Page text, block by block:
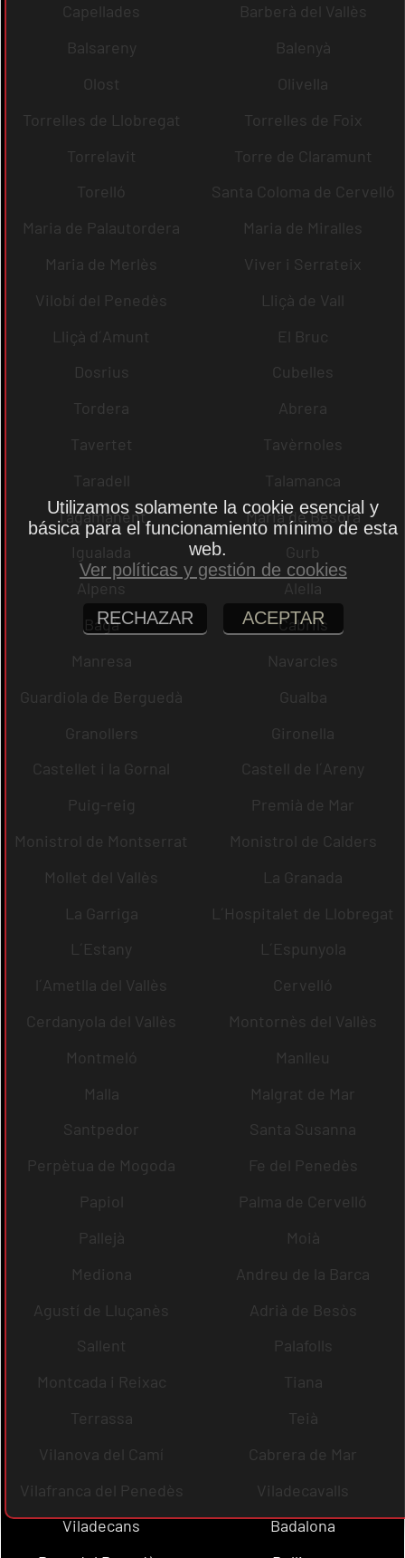
Capellades
Barberà del Vallès
Balsareny
Balenyà
Olost
Olivella
Torrelles de Llobregat
Torrelles de Foix
Torrelavit
Torre de Claramunt
Torelló
Santa Coloma de Cervelló
Maria de Palautordera
Maria de Miralles
Maria de Merlès
Viver i Serrateix
Vilobí del Penedès
Lliçà de Vall
Lliçà d´Amunt
El Bruc
Dosrius
Cubelles
Tordera
Abrera
Tavertet
Tavèrnoles
Taradell
Talamanca
Tagamanent
Maria de Besora
Igualada
Gurb
Alpens
Alella
Bagà
Cabrils
Manresa
Navarcles
Guardiola de Berguedà
Gualba
Granollers
Gironella
Castellet i la Gornal
Castell de l´Areny
Puig-reig
Premià de Mar
Monistrol de Montserrat
Monistrol de Calders
Mollet del Vallès
La Granada
La Garriga
L´Hospitalet de Llobregat
L´Estany
L´Espunyola
l´Ametlla del Vallès
Cervelló
Cerdanyola del Vallès
Montornès del Vallès
Montmeló
Manlleu
Malla
Malgrat de Mar
Santpedor
Santa Susanna
Perpètua de Mogoda
Fe del Penedès
Papiol
Palma de Cervelló
Pallejà
Moià
Mediona
Andreu de la Barca
Agustí de Lluçanès
Adrià de Besòs
Sallent
Palafolls
Montcada i Reixac
Tiana
Terrassa
Teià
Vilanova del Camí
Cabrera de Mar
Vilafranca del Penedès
Viladecavalls
Viladecans
Badalona
Utilizamos solamente la cookie esencial y
básica para el funcionamiento mínimo de esta
web.
Ver políticas y gestión de cookies
RECHAZAR ACEPTAR